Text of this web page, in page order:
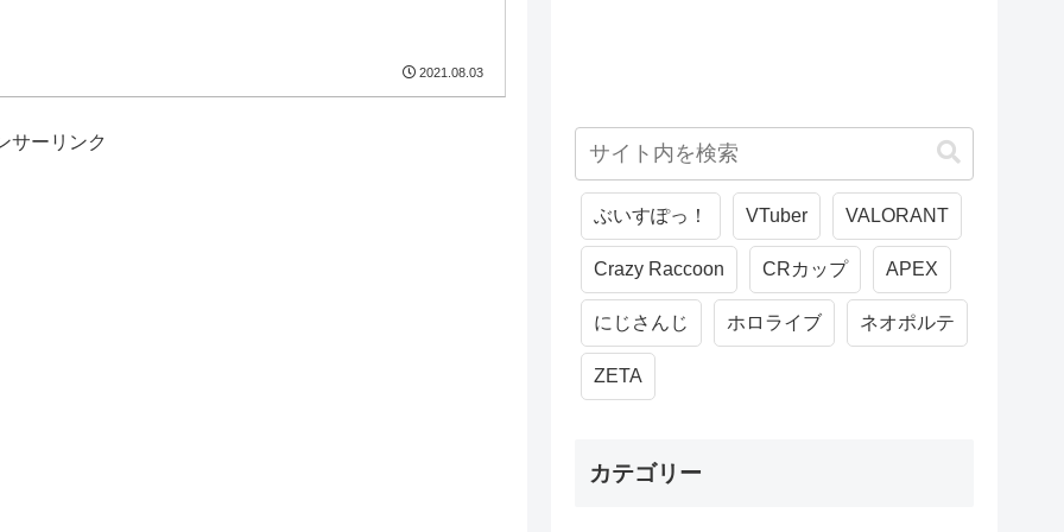
2021.08.03
サーリンク
ぶいすぽっ！ VTuber VALORANT
Crazy Raccoon CRカップ APEX
にじさんじ ホロライブ ネオポルテ
ZETA
カテゴリー